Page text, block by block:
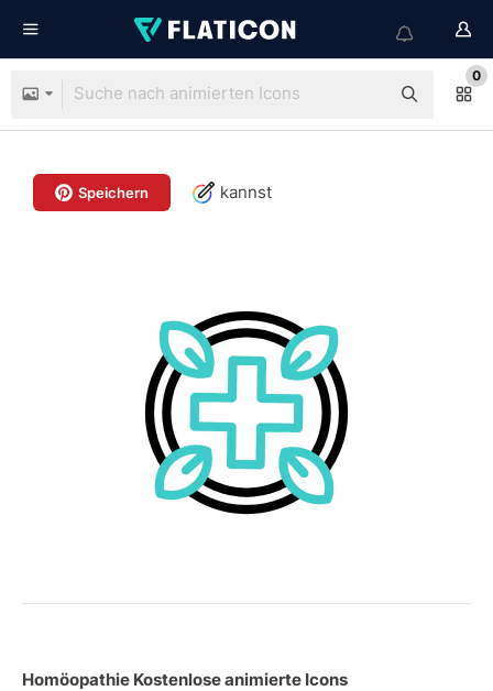
0
Speichern kannst
Homöopathie Kostenlose animierte Icons